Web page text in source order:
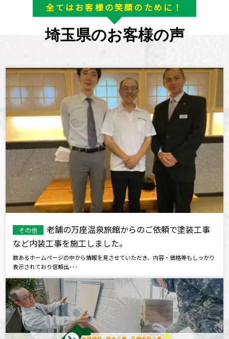
全てはお客様の笑顔のために！
埼玉県のお客様の声
その他
老舗の万座温泉旅館からのご依頼で塗装工事
など内装工事を施工しました。
数あるホームページの中から情報を見させていただき、内容・価格等もしっかり
表示されており信頼出･･･